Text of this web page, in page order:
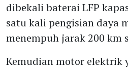
dibekali baterai LFP
satu kali pengisian daya
menempuh jarak 200 km
Kemudian motor elektrik